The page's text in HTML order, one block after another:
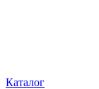
Каталог